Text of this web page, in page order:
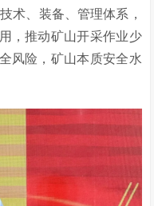
术、装备、管理体系，
，推动矿山开采作业少
风险，矿山本质安全水